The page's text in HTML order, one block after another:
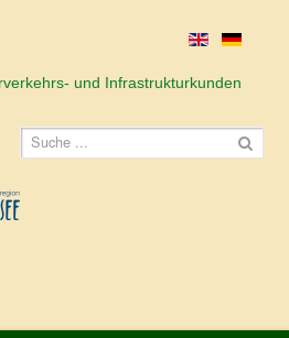
und Infrastrukturkunden